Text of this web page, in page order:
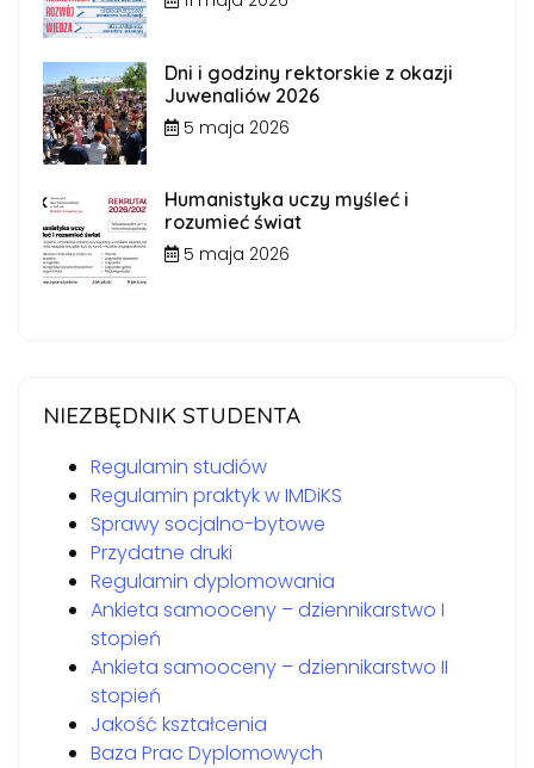
Dni i godziny rektorskie z okazji
Juwenaliów 2026
5 maja 2026
Humanistyka uczy myśleć i
rozumieć świat
5 maja 2026
NIEZBĘDNIK STUDENTA
Regulamin studiów
Regulamin praktyk w IMDiKS
Sprawy socjalno-bytowe
Przydatne druki
Regulamin dyplomowania
Ankieta samooceny – dziennikarstwo I
stopień
Ankieta samooceny – dziennikarstwo II
stopień
Jakość kształcenia
Baza Prac Dyplomowych